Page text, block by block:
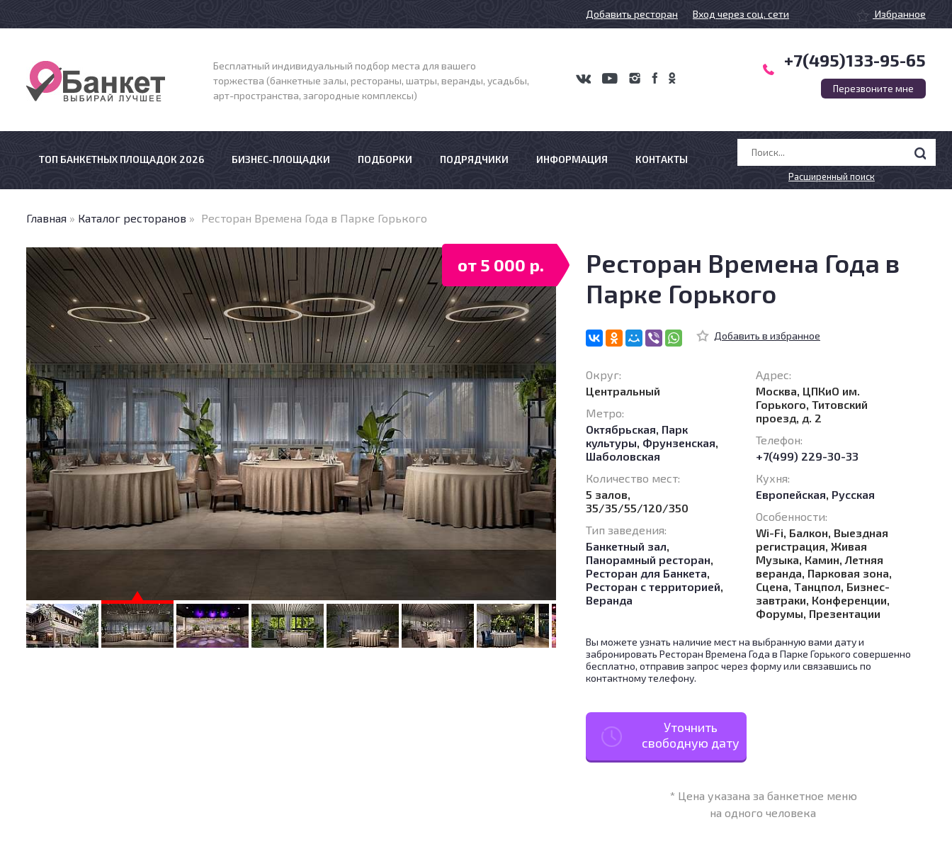
Добавить ресторан Вход через соц. сети Избранное
Бесплатный индивидуальный подбор места для вашего
торжества (банкетные залы, рестораны, шатры, веранды, усадьбы,
арт-пространства, загородные комплексы)
+7(495)133-95-65
Перезвоните мне
ТОП БАНКЕТНЫХ ПЛОЩАДОК 2026 БИЗНЕС-ПЛОЩАДКИ ПОДБОРКИ ПОДРЯДЧИКИ ИНФОРМАЦИЯ КОНТАКТЫ
Расширенный поиск
Главная » Каталог ресторанов » Ресторан Времена Года в Парке Горького
от 5 000 р.
Ресторан Времена Года в
Парке Горького
Округ:
Центральный
Метро:
Октябрьская, Парк
культуры, Фрунзенская,
Шаболовская
Количество мест:
5 залов,
35/35/55/120/350
Тип заведения:
Банкетный зал,
Панорамный ресторан,
Ресторан для Банкета,
Ресторан с территорией,
Веранда
Адрес:
Москва, ЦПКиО им.
Горького, Титовский
проезд, д. 2
Телефон:
+7(499) 229-30-33
Кухня:
Европейская, Русская
Особенности:
Wi-Fi, Балкон, Выездная
регистрация, Живая
Музыка, Камин, Летняя
веранда, Парковая зона,
Сцена, Танцпол, Бизнес-
завтраки, Конференции,
Форумы, Презентации
Вы можете узнать наличие мест на выбранную вами дату и
забронировать Ресторан Времена Года в Парке Горького совершенно
бесплатно, отправив запрос через форму или связавшись по
контактному телефону.
Уточнить
свободную дату
* Цена указана за банкетное меню
на одного человека